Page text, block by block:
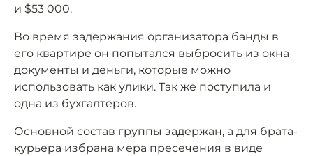
и $53 000.
Во время задержания организатора банды в
его квартире он попытался выбросить из окна
документы и деньги, которые можно
использовать как улики. Так же поступила и
одна из бухгалтеров.
Основной состав группы задержан, а для брата-
курьера избрана мера пресечения в виде